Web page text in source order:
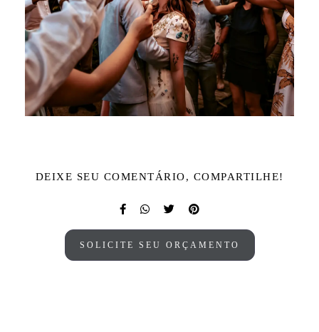
DEIXE SEU COMENTÁRIO, COMPARTILHE!
SOLICITE SEU ORÇAMENTO